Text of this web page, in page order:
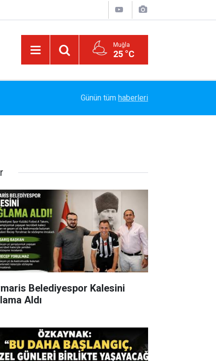
Muğla
25 °C
Bayram Arıcı: "Biz Bir Aileyiz" Anlayışıyla 12
Günün tüm haberleri
Belediyespor Kalesini
Aldı